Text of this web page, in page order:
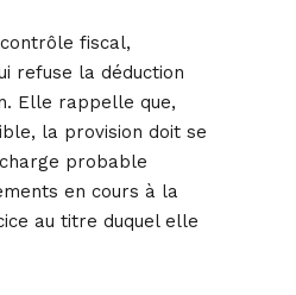
contrôle fiscal,
refuse la déduction
Elle rappelle que,
la provision doit se
probable
en cours à la
au titre duquel elle